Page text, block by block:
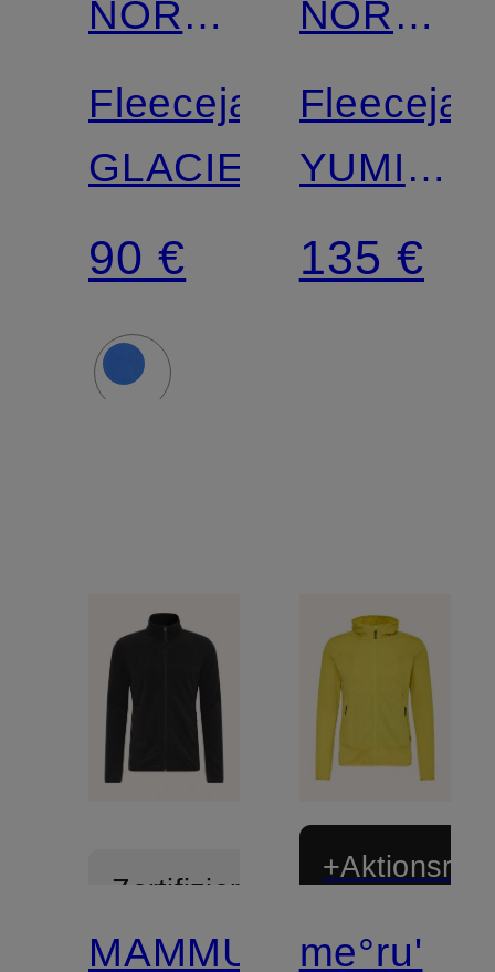
NORTH
FACE
Fleecejacke
GLACIER
90 €
NORTH
FACE
YUMIORI
OFF
PEAK
135 €
Zertifiziert
MAMMUT
me°ru'